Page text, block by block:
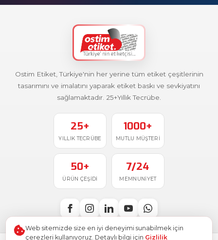
Ostim Etiket, Türkiye'nin her yerine tüm etiket çeşitlerinin
tasarımını ve imalatını yaparak etiket baskı ve sevkiyatını
sağlamaktadır. 25+Yıllık Tecrübe.
25+
YILLIK TECRÜBE
1000+
MUTLU MÜŞTERI
50+
ÜRÜN ÇEŞIDI
7/24
MEMNUNIYET
Web sitemizde size en iyi deneyimi sunabilmek için
çerezleri kullanıyoruz. Detaylı bilgi için Gizlilik